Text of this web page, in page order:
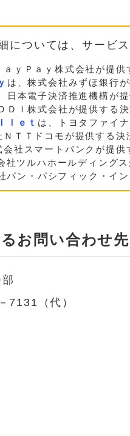
については、サービ
ａｙＰａｙ株式会社が提供
は、株式会社みずほ銀行
日本電子決済推進機構が
ＤＩ株式会社が提供する決
ｌｅｔ は、トヨタファイ
ＴＴドコモが提供する決
会社スマートバンクが提供
社ツルハホールディング
パン・パシフィック・イ
お問い合わせ先
（代）